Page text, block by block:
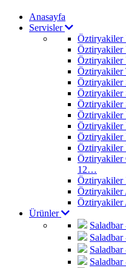
Anasayfa
Servisler
Öztiryakiler
Öztiryakiler
Öztiryakiler
Öztiryakiler
Öztiryakiler
Öztiryakiler
Öztiryakiler
Öztiryakiler
Öztiryakiler
Öztiryakiler
Öztiryakiler
Öztiryakiler
12…
Öztiryakiler
Öztiryakiler
Öztiryakiler
Ürünler